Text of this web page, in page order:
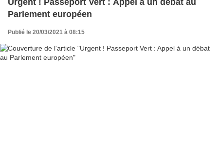
Urgent ! Passeport Vert : Appel à un débat au
Parlement européen
Publié le 20/03/2021 à 08:15